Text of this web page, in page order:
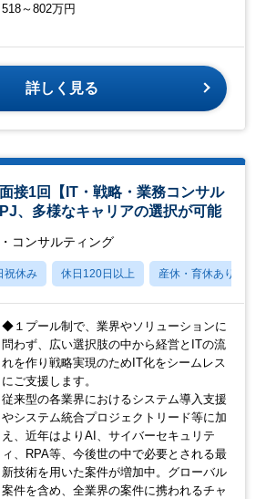
518～802万円
詳しく見る
接1回【IT・戦略・業務コンサル
、多様なキャリアの選択が可能
コンサルティング
祝休み 休日120日以上 産休・育休あり
◆１プール制で、業界やソリューションに
問わず、広い選択肢の中から経営とITの流
れを作り戦略実現のためIT化をシームレス
にご支援します。
従来型の各業界におけるシステム導入支援
やシステム統合プロジェクトリード等に加
え、近年はよりAI、サイバーセキュリテ
ィ、RPA等、今後世の中で必要とされる最
新技術を用いた案件が増加中。グローバル
案件を含め、全業界の案件に携われるチャ